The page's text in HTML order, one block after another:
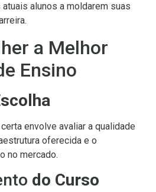
alunos a moldarem suas
a Melhor
Ensino
envolve avaliar a qualidade
oferecida e o
no mercado.
do Curso